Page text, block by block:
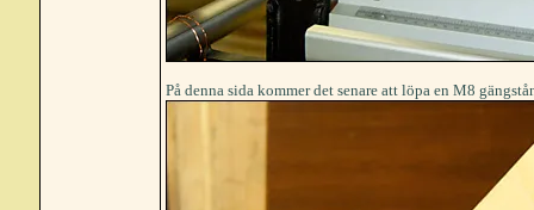
På denna sida kommer det senare att löpa en M8